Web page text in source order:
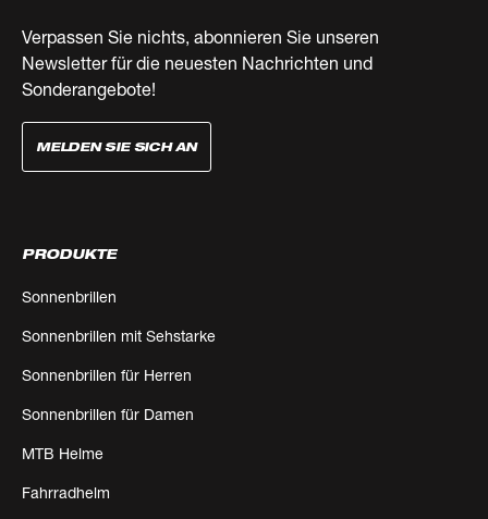
Verpassen Sie nichts, abonnieren Sie unseren
Newsletter für die neuesten Nachrichten und
Sonderangebote!
MELDEN SIE SICH AN
PRODUKTE
Sonnenbrillen
Sonnenbrillen mit Sehstarke
Sonnenbrillen für Herren
Sonnenbrillen für Damen
MTB Helme
Fahrradhelm